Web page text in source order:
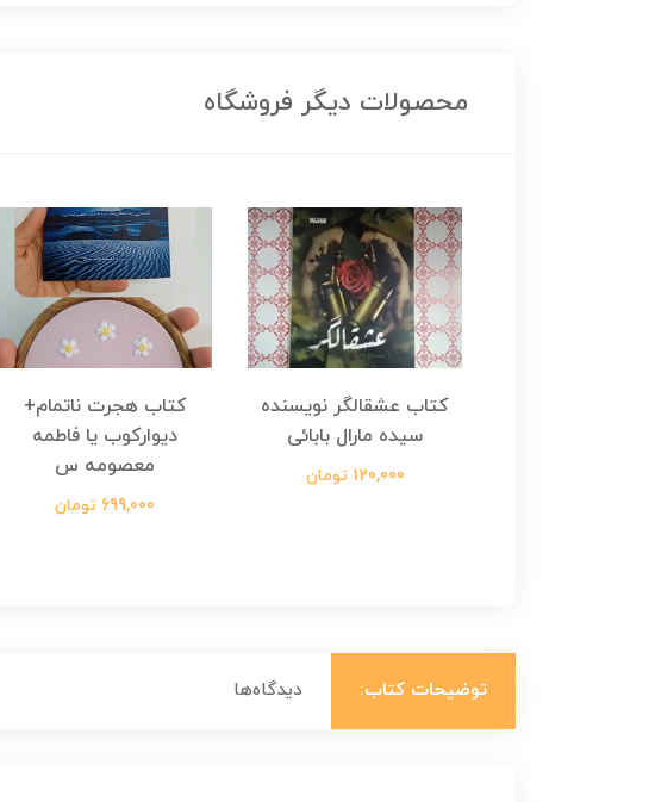
محصولات دیگر فروشگاه
کتاب عشقالگر نویسنده
سیده مارال بابائی
120,000 تومان
کتاب هجرت ناتمام+
دیوارکوب یا فاطمه
معصومه س
699,000 تومان
توضیحات کتاب: دیدگاه‌ها